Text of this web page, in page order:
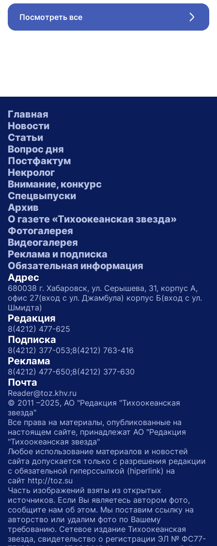
Посмотреть все
Главная
Новости
Статьи
Вопрос дня
Постфактум
Некролог
Внимание, конкурс
Спецвыпуски
Архив
О газете «Тихоокеанская звезда»
Фотогалерея
Видеогалерея
Реклама и подписка
Обязательная информация
Адрес
680038 г. Хабаровск, ул. Серышева, 31, корпус А,
офис 27(вход с ул. Джамбула) корпус Б(вход с ул.
Шмидта)
Редакция
8(4212) 477-625
Подписка
8(4212) 377-053;8(4212) 763-416
Реклама
8(4212) 477-650;8(4212) 377-630
Почта
Reader@toz.khv.ru
© 2011 –2025, АО "Редакция "Тихоокеанская
звезда"
Все права на материалы, опубликованные на
настоящем сайте, принадлежат АО "Редакция
"Тихоокеанская звезда"
Любое использование материалов и новостей
сайта допускается только с разрешения редакции
с обязательной гиперссылкой (hiperlink) на
сайт http://toz.su
Часть изображений взяты из открытых
источников. Если Вы являетесь автором фото,
сообщите нам об этом. Мы поставим ссылку на
авторство или удалим фото по Вашему
требованию. Сетевое издание Тихоокеанская
звезда, свидетельство о регистрации ЭЛ № ФС77-